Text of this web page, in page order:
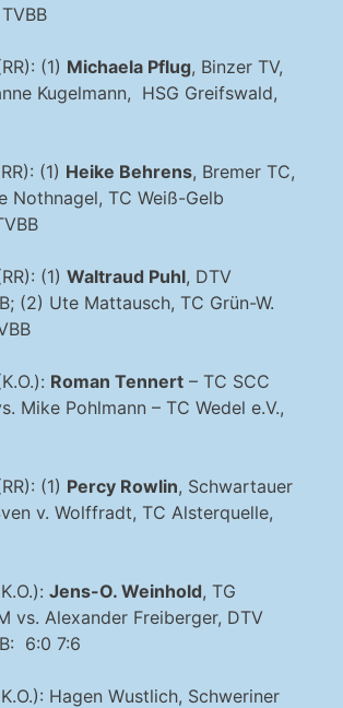
(1) Michaela Pflug, Binzer TV,
Kugelmann, HSG Greifswald,
(1) Heike Behrens, Bremer TC,
Nothnagel, TC Weiß-Gelb
(1) Waltraud Puhl, DTV
(2) Ute Mattausch, TC Grün-W.
Roman Tennert – TC SCC
Mike Pohlmann – TC Wedel e.V.,
(1) Percy Rowlin, Schwartauer
v. Wolffradt, TC Alsterquelle,
Jens-O. Weinhold, TG
vs. Alexander Freiberger, DTV
6:0 7:6
Hagen Wustlich, Schweriner